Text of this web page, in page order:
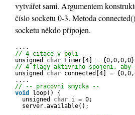
vytvářet sami. Argumentem
číslo socketu 0-3. Metoda
socketu někdo připojen.
....
// 4 citace v poli
unsigned char timer[4] =
// 4 flagy aktivniho spojeni, aby
unsigned char connected[4] =
....
// -- pracovni smycka --
void
loop() {
unsigned char i = 0;
server.available();